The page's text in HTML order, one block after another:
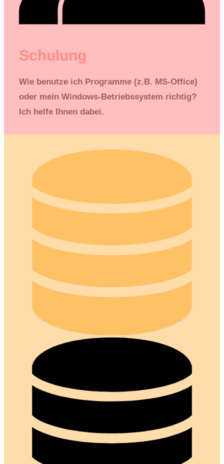
Schulung
Wie benutze ich Programme (z.B. MS-Office)
oder mein Windows-Betriebssystem richtig?
Ich helfe Ihnen dabei.